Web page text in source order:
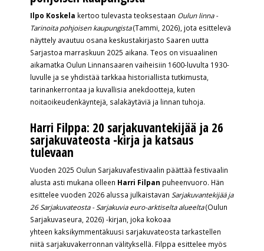
Ilpo Koskela kertoo tulevasta teoksestaan Oulun linna -
Tarinoita pohjoisen kaupungista (Tammi, 2026), jota esittelevä
näyttely avautuu osana keskustakirjasto Saaren uutta
Sarjastoa marraskuun 2025 aikana. Teos on visuaalinen
aikamatka Oulun Linnansaaren vaiheisiin 1600-luvulta 1930-
luvulle ja se yhdistää tarkkaa historiallista tutkimusta,
tarinankerrontaa ja kuvallisia anekdootteja, kuten
noitaoikeudenkäyntejä, salakäytäviä ja linnan tuhoja.
Harri Filppa: 20 sarjakuvantekijää ja 26
sarjakuvateosta -kirja ja katsaus
tulevaan
Vuoden 2025 Oulun Sarjakuvafestivaalin päättää festivaalin
alusta asti mukana olleen Harri Filpan puheenvuoro. Hän
esittelee vuoden 2026 alussa julkaistavan Sarjakuvantekijää ja
26 Sarjakuvateosta - Sarjakuvia euro-arktiselta alueelta(Oulun
Sarjakuvaseura, 2026) -kirjan, joka kokoaa
yhteen kaksikymmentäkuusi sarjakuvateosta tarkastellen
niitä sarjakuvakerronnan välityksellä. Filppa esittelee myös